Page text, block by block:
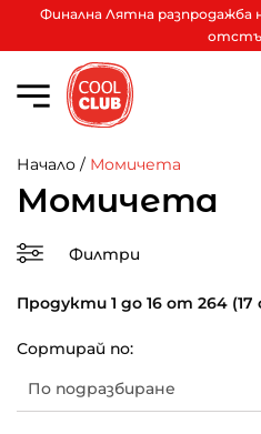
Финална Лятна разпродажба
Начало / Момичета
Момичета
Филтри
Продукти 1 до 16 от 264
Сортирай по: